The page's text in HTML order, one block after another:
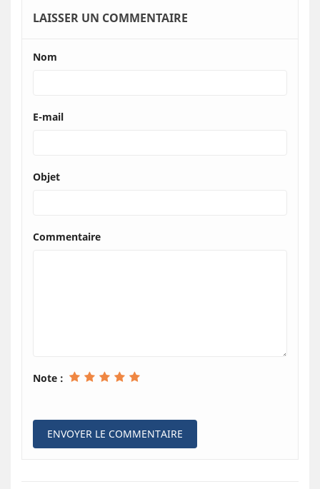
LAISSER UN COMMENTAIRE
Nom
E-mail
Objet
Commentaire
Note :